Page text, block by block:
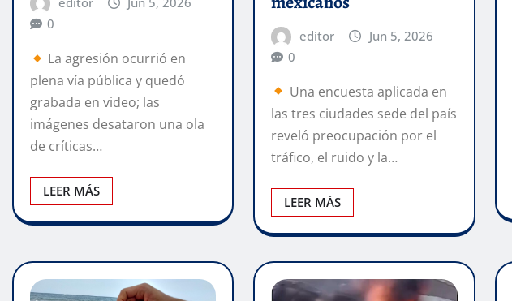
0
La agresión ocurrió en
plena vía pública y quedó
grabada en video; las
imágenes desataron una ola
de críticas…
LEER MÁS
editor
Jun 5, 2026
0
Una encuesta aplicada en
las tres ciudades sede del país
reveló preocupación por el
tráfico, el ruido y la…
LEER MÁS